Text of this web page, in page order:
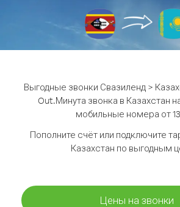
Выгодные звонки Свазиленд >
Out.Минута звонка в Казахстан
мобильные номера от
Пополните счёт или подключите
Казахстан по выгодным
Цены на звонки